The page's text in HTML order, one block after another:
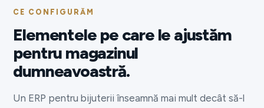
CE CONFIGURĂM
Elementele pe care le ajustăm
pentru magazinul
dumneavoastră.
Un ERP pentru bijuterii înseamnă mai mult decât să-l